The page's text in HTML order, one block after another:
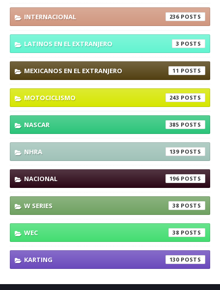
INTERNACIONAL 236
LATINOS EN EL EXTRANJERO 3
MEXICANOS EN EL EXTRANJERO 11
MOTOCICLISMO 243
NASCAR 385
NHRA 139
NACIONAL 196
W SERIES 38
WEC 38
KARTING 130